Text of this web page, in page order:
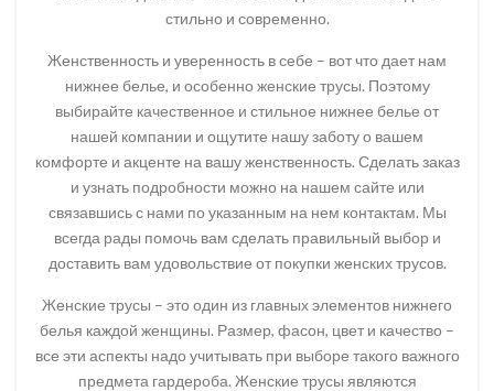
стильно и современно.
Женственность и уверенность в себе – вот что дает нам
нижнее белье, и особенно женские трусы. Поэтому
выбирайте качественное и стильное нижнее белье от
нашей компании и ощутите нашу заботу о вашем
комфорте и акценте на вашу женственность. Сделать заказ
и узнать подробности можно на нашем сайте или
связавшись с нами по указанным на нем контактам. Мы
всегда рады помочь вам сделать правильный выбор и
доставить вам удовольствие от покупки женских трусов.
Женские трусы – это один из главных элементов нижнего
белья каждой женщины. Размер, фасон, цвет и качество –
все эти аспекты надо учитывать при выборе такого важного
предмета гардероба. Женские трусы являются